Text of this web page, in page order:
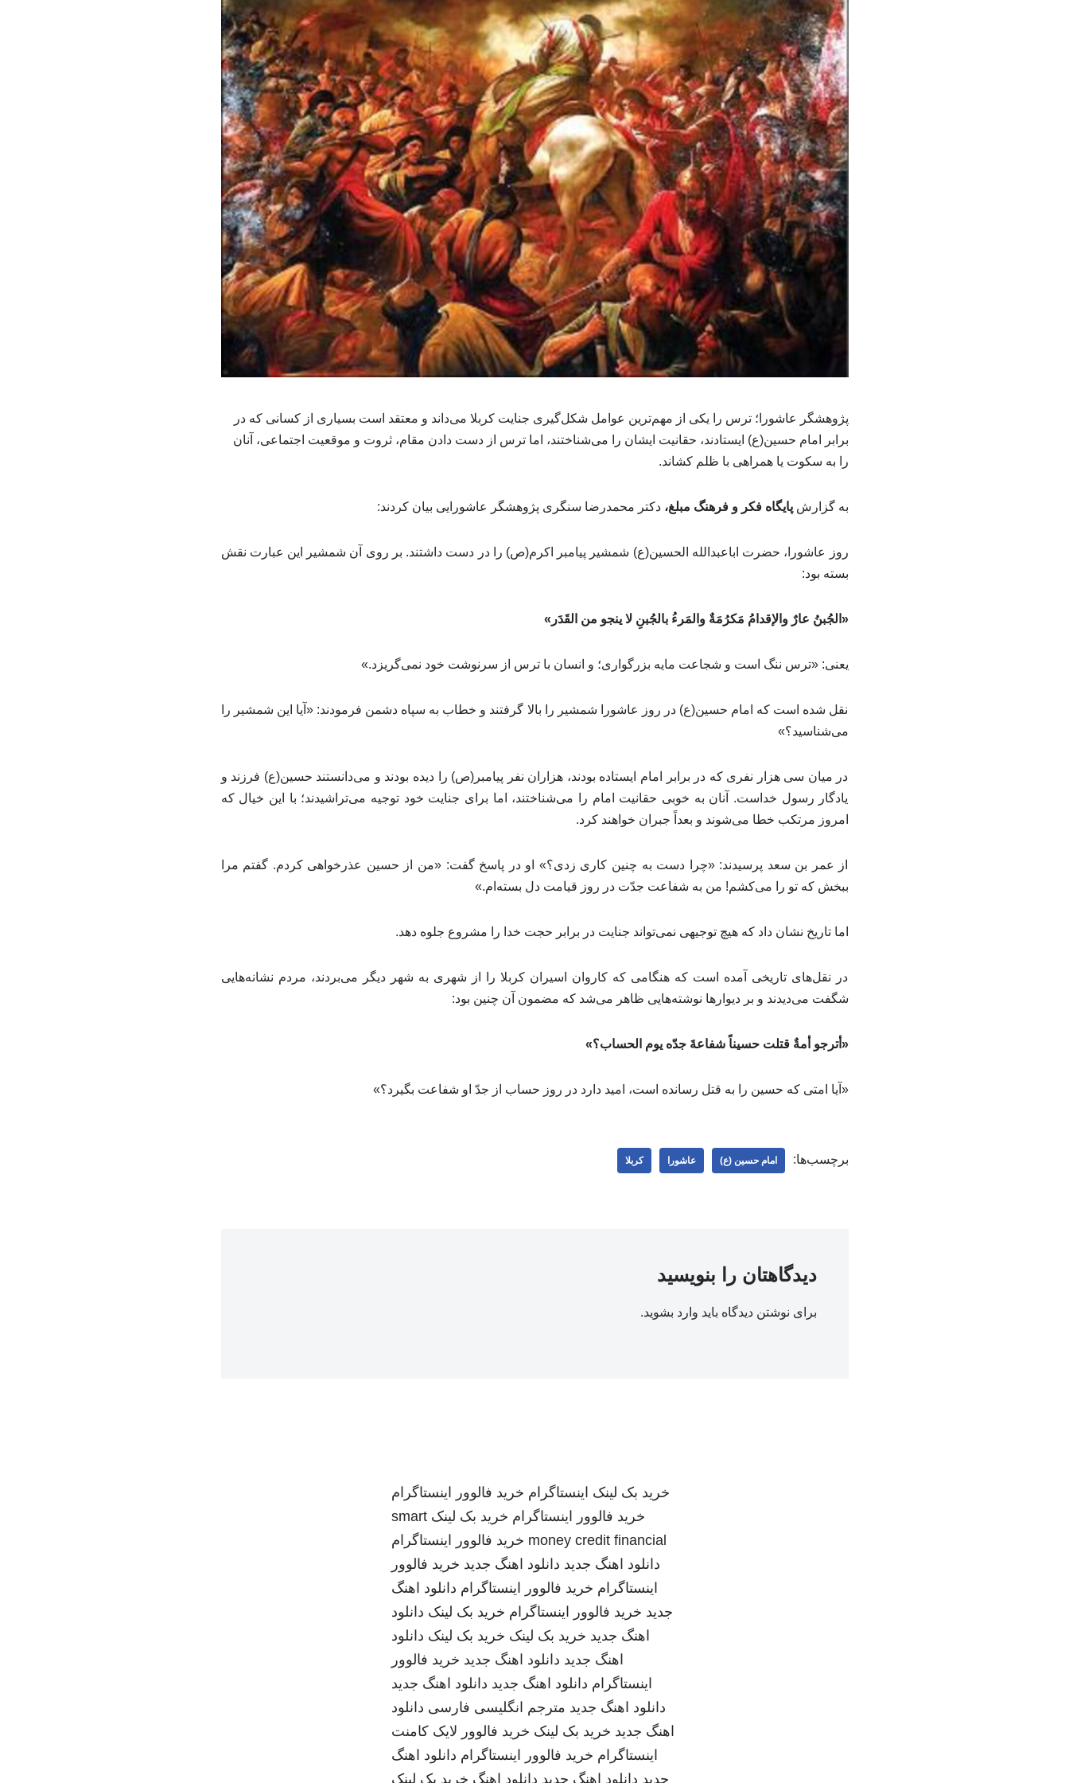
پژوهشگر عاشورا؛ ترس را یکی از مهم‌ترین عوامل شکل‌گیری جنایت کربلا می‌داند و معتقد است بسیاری از کسانی که در
برابر امام حسین(ع) ایستادند، حقانیت ایشان را می‌شناختند، اما ترس از دست دادن مقام، ثروت و موقعیت اجتماعی، آنان
را به سکوت یا همراهی با ظلم کشاند.
به گزارشپایگاه فکر و فرهنگ مبلغ، دکتر محمدرضا سنگری پژوهشگر عاشورایی بیان کردند:
روز عاشورا، حضرت اباعبدالله الحسین(ع) شمشیر پیامبر اکرم(ص) را در دست داشتند. بر روی آن شمشیر این عبارت نقش
بسته بود:
«الجُبنُ عارٌ والإقدامُ مَکرُمَةٌ والمَرءُ بالجُبنِ لا ینجو من القَدَر»
یعنی: «ترس ننگ است و شجاعت مایه بزرگواری؛ و انسان با ترس از سرنوشت خود نمی‌گریزد.»
نقل شده است که امام حسین(ع) در روز عاشورا شمشیر را بالا گرفتند و خطاب به سپاه دشمن فرمودند: «آیا این شمشیر را
می‌شناسید؟»
در میان سی هزار نفری که در برابر امام ایستاده بودند، هزاران نفر پیامبر(ص) را دیده بودند و می‌دانستند حسین(ع) فرزند و
یادگار رسول خداست. آنان به خوبی حقانیت امام را می‌شناختند، اما برای جنایت خود توجیه می‌تراشیدند؛ با این خیال که
امروز مرتکب خطا می‌شوند و بعداً جبران خواهند کرد.
از عمر بن سعد پرسیدند: «چرا دست به چنین کاری زدی؟» او در پاسخ گفت: «من از حسین عذرخواهی کردم. گفتم مرا
ببخش که تو را می‌کشم! من به شفاعت جدّت در روز قیامت دل بسته‌ام.»
اما تاریخ نشان داد که هیچ توجیهی نمی‌تواند جنایت در برابر حجت خدا را مشروع جلوه دهد.
در نقل‌های تاریخی آمده است که هنگامی که کاروان اسیران کربلا را از شهری به شهر دیگر می‌بردند، مردم نشانه‌هایی
شگفت می‌دیدند و بر دیوارها نوشته‌هایی ظاهر می‌شد که مضمون آن چنین بود:
«أترجو أمةٌ قتلت حسیناً شفاعةَ جدّه یوم الحساب؟»
«آیا امتی که حسین را به قتل رسانده است، امید دارد در روز حساب از جدّ او شفاعت بگیرد؟»
برچسب‌ها: امام حسین (ع) عاشورا کربلا
دیدگاهتان را بنویسید
برای نوشتن دیدگاه باید وارد بشوید.
خرید بک لینک اینستاگرام خرید فالوور اینستاگرام
خرید فالوور اینستاگرام خرید بک لینک smart
money credit financial خرید فالوور اینستاگرام
دانلود اهنگ جدید دانلود اهنگ جدید خرید فالوور
اینستاگرام خرید فالوور اینستاگرام دانلود اهنگ
جدید خرید فالوور اینستاگرام خرید بک لینک دانلود
اهنگ جدید خرید بک لینک خرید بک لینک دانلود
اهنگ جدید دانلود اهنگ جدید خرید فالوور
اینستاگرام دانلود اهنگ جدید دانلود اهنگ جدید
دانلود اهنگ جدید مترجم انگلیسی فارسی دانلود
اهنگ جدید خرید بک لینک خرید فالوور لایک کامنت
اینستاگرام خرید فالوور اینستاگرام دانلود اهنگ
جدید دانلود اهنگ جدید دانلود اهنگ خرید بک لینک